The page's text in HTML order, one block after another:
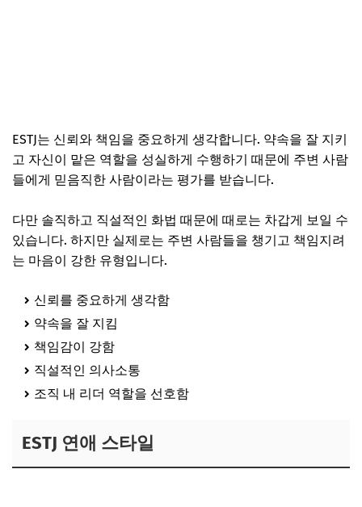
ESTJ는 신뢰와 책임을 중요하게 생각합니다. 약속을 잘 지키
고 자신이 맡은 역할을 성실하게 수행하기 때문에 주변 사람
들에게 믿음직한 사람이라는 평가를 받습니다.
다만 솔직하고 직설적인 화법 때문에 때로는 차갑게 보일 수
있습니다. 하지만 실제로는 주변 사람들을 챙기고 책임지려
는 마음이 강한 유형입니다.
신뢰를 중요하게 생각함
약속을 잘 지킴
책임감이 강함
직설적인 의사소통
조직 내 리더 역할을 선호함
ESTJ 연애 스타일